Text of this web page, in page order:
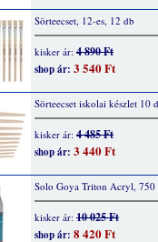
Sörteecset, 12-es, 12 db
kisker ár: 4 890 Ft
shop ár: 3 540 Ft
Sörteecset iskolai készlet 10
kisker ár: 4 485 Ft
shop ár: 3 440 Ft
Solo Goya Triton Acryl, 750
kisker ár: 10 025 Ft
shop ár: 8 420 Ft